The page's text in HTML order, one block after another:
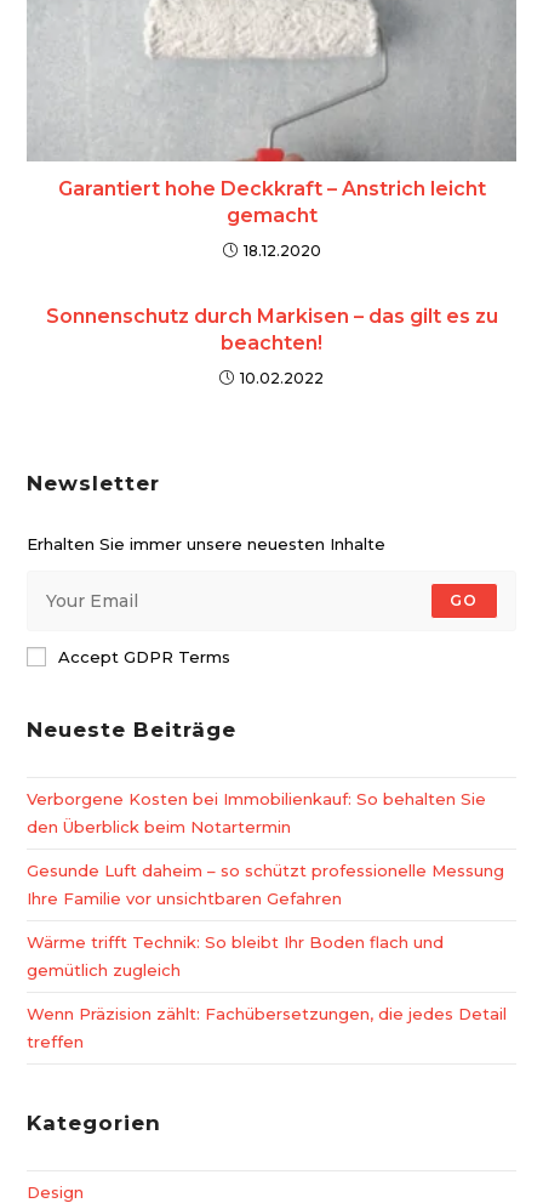
Garantiert hohe Deckkraft – Anstrich leicht
gemacht
18.12.2020
Sonnenschutz durch Markisen – das gilt es zu
beachten!
10.02.2022
Newsletter
Erhalten Sie immer unsere neuesten Inhalte
GO
Accept GDPR Terms
Neueste Beiträge
Verborgene Kosten bei Immobilienkauf: So behalten Sie
den Überblick beim Notartermin
Gesunde Luft daheim – so schützt professionelle Messung
Ihre Familie vor unsichtbaren Gefahren
Wärme trifft Technik: So bleibt Ihr Boden flach und
gemütlich zugleich
Wenn Präzision zählt: Fachübersetzungen, die jedes Detail
treffen
Kategorien
Design